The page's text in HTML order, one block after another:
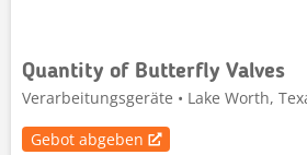
Quantity of Butterfly Valves
Verarbeitungsgeräte • Lake Worth,
Gebot abgeben